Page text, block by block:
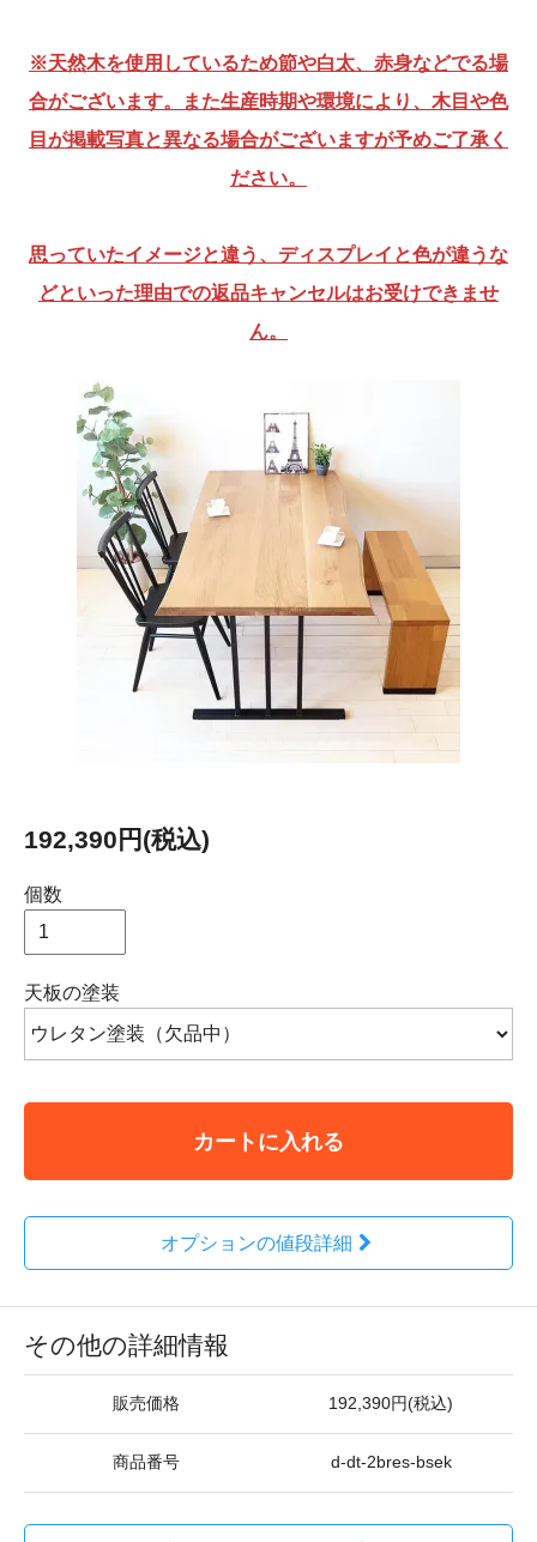
※天然木を使用しているため節や白太、赤身などでる場
合がございます。また生産時期や環境により、木目や色
目が掲載写真と異なる場合がございますが予めご了承く
ださい。
思っていたイメージと違う、ディスプレイと色が違うな
どといった理由での返品キャンセルはお受けできませ
ん。
192,390円(税込)
個数
天板の塗装
カートに入れる
オプションの値段詳細
その他の詳細情報
販売価格 192,390円(税込)
商品番号 d-dt-2bres-bsek